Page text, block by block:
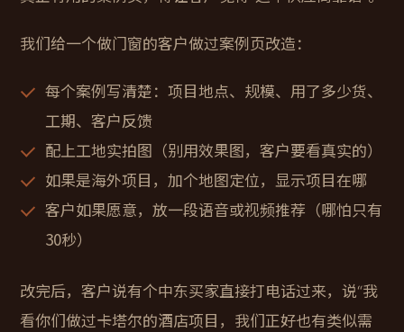
我们给一个做门窗的客户做过案例页改造：
每个案例写清楚：项目地点、规模、用了多少货、
工期、客户反馈
配上工地实拍图（别用效果图，客户要看真实的）
如果是海外项目，加个地图定位，显示项目在哪
客户如果愿意，放一段语音或视频推荐（哪怕只有
30秒）
改完后，客户说有个中东买家直接打电话过来，说“我
看你们做过卡塔尔的酒店项目，我们正好也有类似需